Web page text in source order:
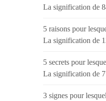
La signification de
5 raisons pour
La signification de
5 secrets pour
La signification de
3 signes pour